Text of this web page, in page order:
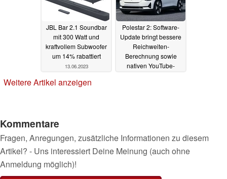
JBL Bar 2.1 Soundbar
mit 300 Watt und
kraftvollem Subwoofer
um 14% rabattiert
13.06.2023
Polestar 2: Software-
Update bringt bessere
Reichweiten-
Berechnung sowie
nativen YouTube-
Weitere Artikel anzeigen
Kommentare
Fragen, Anregungen, zusätzliche Informationen zu diesem
Artikel? - Uns interessiert Deine Meinung (auch ohne
Anmeldung möglich)!